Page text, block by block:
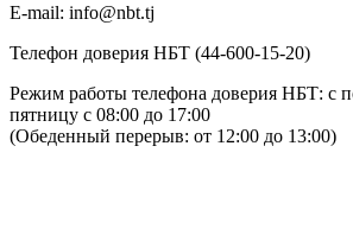
Е-mail: info@nbt.tj
Телефон доверия НБТ (44-600-15-20)
Режим работы телефона доверия НБТ: с
пятницу с 08:00 до 17:00
(Обеденный перерыв: от 12:00 до 13:00)